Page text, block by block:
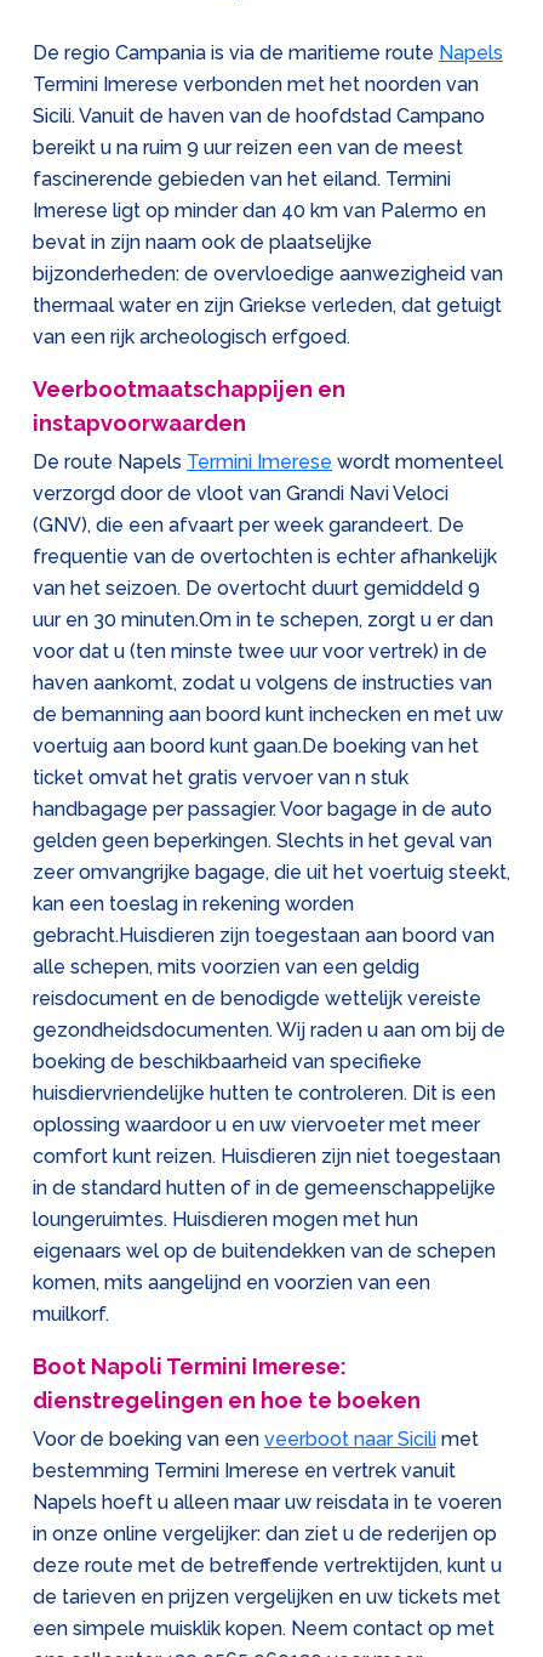
De regio Campania is via de maritieme route Napels
Termini Imerese verbonden met het noorden van
Sicili. Vanuit de haven van de hoofdstad Campano
bereikt u na ruim 9 uur reizen een van de meest
fascinerende gebieden van het eiland. Termini
Imerese ligt op minder dan 40 km van Palermo en
bevat in zijn naam ook de plaatselijke
bijzonderheden: de overvloedige aanwezigheid van
thermaal water en zijn Griekse verleden, dat getuigt
van een rijk archeologisch erfgoed.
Veerbootmaatschappijen en
instapvoorwaarden
De route Napels Termini Imerese wordt momenteel
verzorgd door de vloot van Grandi Navi Veloci
(GNV), die een afvaart per week garandeert. De
frequentie van de overtochten is echter afhankelijk
van het seizoen. De overtocht duurt gemiddeld 9
uur en 30 minuten.Om in te schepen, zorgt u er dan
voor dat u (ten minste twee uur voor vertrek) in de
haven aankomt, zodat u volgens de instructies van
de bemanning aan boord kunt inchecken en met uw
voertuig aan boord kunt gaan.De boeking van het
ticket omvat het gratis vervoer van n stuk
handbagage per passagier. Voor bagage in de auto
gelden geen beperkingen. Slechts in het geval van
zeer omvangrijke bagage, die uit het voertuig steekt,
kan een toeslag in rekening worden
gebracht.Huisdieren zijn toegestaan aan boord van
alle schepen, mits voorzien van een geldig
reisdocument en de benodigde wettelijk vereiste
gezondheidsdocumenten. Wij raden u aan om bij de
boeking de beschikbaarheid van specifieke
huisdiervriendelijke hutten te controleren. Dit is een
oplossing waardoor u en uw viervoeter met meer
comfort kunt reizen. Huisdieren zijn niet toegestaan
in de standard hutten of in de gemeenschappelijke
loungeruimtes. Huisdieren mogen met hun
eigenaars wel op de buitendekken van de schepen
komen, mits aangelijnd en voorzien van een
muilkorf.
Boot Napoli Termini Imerese:
dienstregelingen en hoe te boeken
Voor de boeking van een veerboot naar Sicili met
bestemming Termini Imerese en vertrek vanuit
Napels hoeft u alleen maar uw reisdata in te voeren
in onze online vergelijker: dan ziet u de rederijen op
deze route met de betreffende vertrektijden, kunt u
de tarieven en prijzen vergelijken en uw tickets met
een simpele muisklik kopen. Neem contact op met